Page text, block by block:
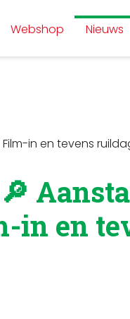
Webshop Nieuws
in en tevens
in en